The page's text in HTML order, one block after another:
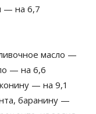
— на 6,7
масло —
— на 6,6
— на 9,1
баранину —